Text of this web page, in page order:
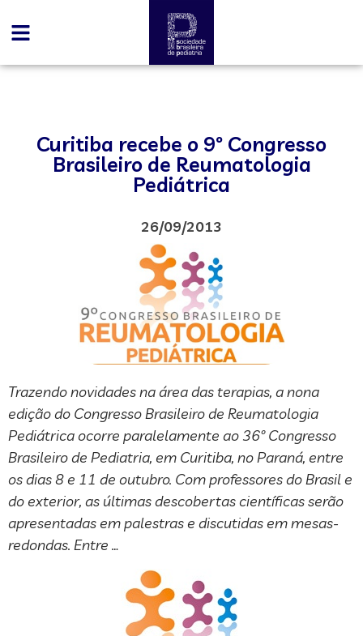
Curitiba recebe o 9º Congresso
Brasileiro de Reumatologia
Pediátrica
26/09/2013
Trazendo novidades na área das terapias, a nona
edição do Congresso Brasileiro de Reumatologia
Pediátrica ocorre paralelamente ao 36º Congresso
Brasileiro de Pediatria, em Curitiba, no Paraná, entre
os dias 8 e 11 de outubro. Com professores do Brasil e
do exterior, as últimas descobertas científicas serão
apresentadas em palestras e discutidas em mesas-
redondas. Entre …